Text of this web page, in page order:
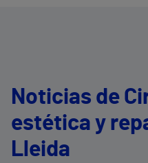
Noticias de
estética y
Lleida